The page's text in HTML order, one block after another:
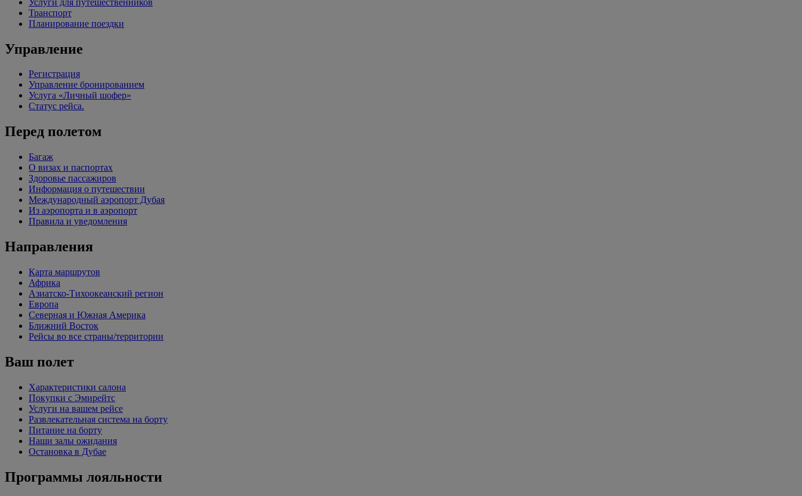
Транспорт
Планирование поездки
Управление
Регистрация
Управление бронированием
Услуга «Личный шофер»
Статус рейса.
Перед полетом
Багаж
О визах и паспортах
Здоровье пассажиров
Информация о путешествии
Международный аэропорт Дубая
Из аэропорта и в аэропорт
Правила и уведомления
Направления
Карта маршрутов
Африка
Азиатско-Тихоокеанский регион
Европа
Северная и Южная Америка
Ближний Восток
Рейсы во все страны/территории
Ваш полет
Характеристики салона
Покупки с Эмирейтс
Услуги на вашем рейсе
Развлекательная система на борту
Питание на борту
Наши залы ожидания
Остановка в Дубае
Программы лояльности